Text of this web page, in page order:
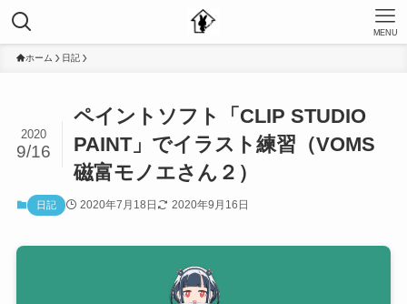
MENU
ホーム 日記
ペイントソフト「CLIP STUDIO
PAINT」でイラスト練習（VOMS
磁富モノエさん２）
2020
9/16
日記 2020年7月18日 2020年9月16日